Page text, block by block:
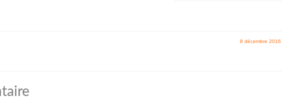
8 décembre 2016